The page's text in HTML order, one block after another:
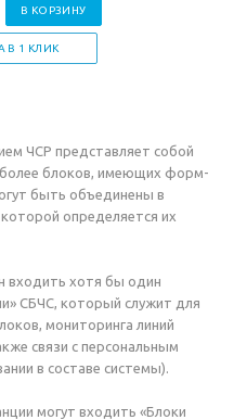
В КОРЗИНУ
В 1 КЛИК
ЧСР представляет собой
более блоков, имеющих форм-
быть объединены в
определяется их
входить хотя бы один
СБЧС, который служит для
мониторинга линий
связи с персональным
в составе системы).
могут входить «Блоки